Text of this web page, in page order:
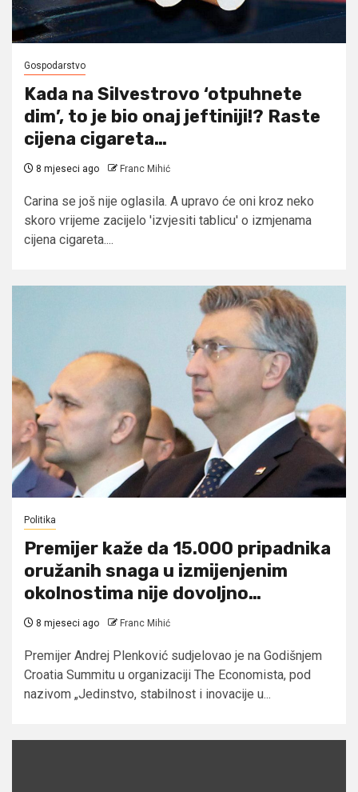
Gospodarstvo
Kada na Silvestrovo ‘otpuhnete
dim’, to je bio onaj jeftiniji!? Raste
cijena cigareta…
8 mjeseci ago Franc Mihić
Carina se još nije oglasila. A upravo će oni kroz neko
skoro vrijeme zacijelo 'izvjesiti tablicu' o izmjenama
cijena cigareta....
Politika
Premijer kaže da 15.000 pripadnika
oružanih snaga u izmijenjenim
okolnostima nije dovoljno…
8 mjeseci ago Franc Mihić
Premijer Andrej Plenković sudjelovao je na Godišnjem
Croatia Summitu u organizaciji The Economista, pod
nazivom „Jedinstvo, stabilnost i inovacije u...